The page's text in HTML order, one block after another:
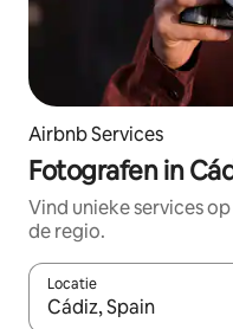
Airbnb Services
Fotografen in
Vind unieke services
de regio.
Locatie
Wanneer er resultaten